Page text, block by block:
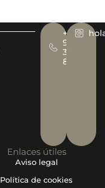
+34
977
393
878
Enlaces útiles
Aviso legal
Política de cookies